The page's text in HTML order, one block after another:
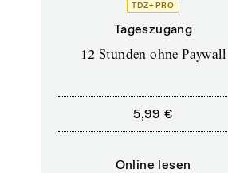
TDZ+ PRO
Tageszugang
12 Stunden ohne Paywall
5,99 €
Online lesen